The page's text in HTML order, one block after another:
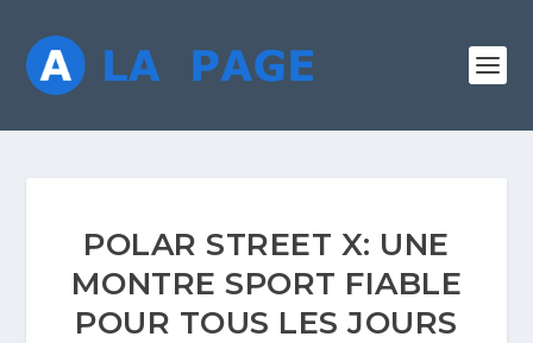
POLAR STREET X: UNE
MONTRE SPORT FIABLE
POUR TOUS LES JOURS